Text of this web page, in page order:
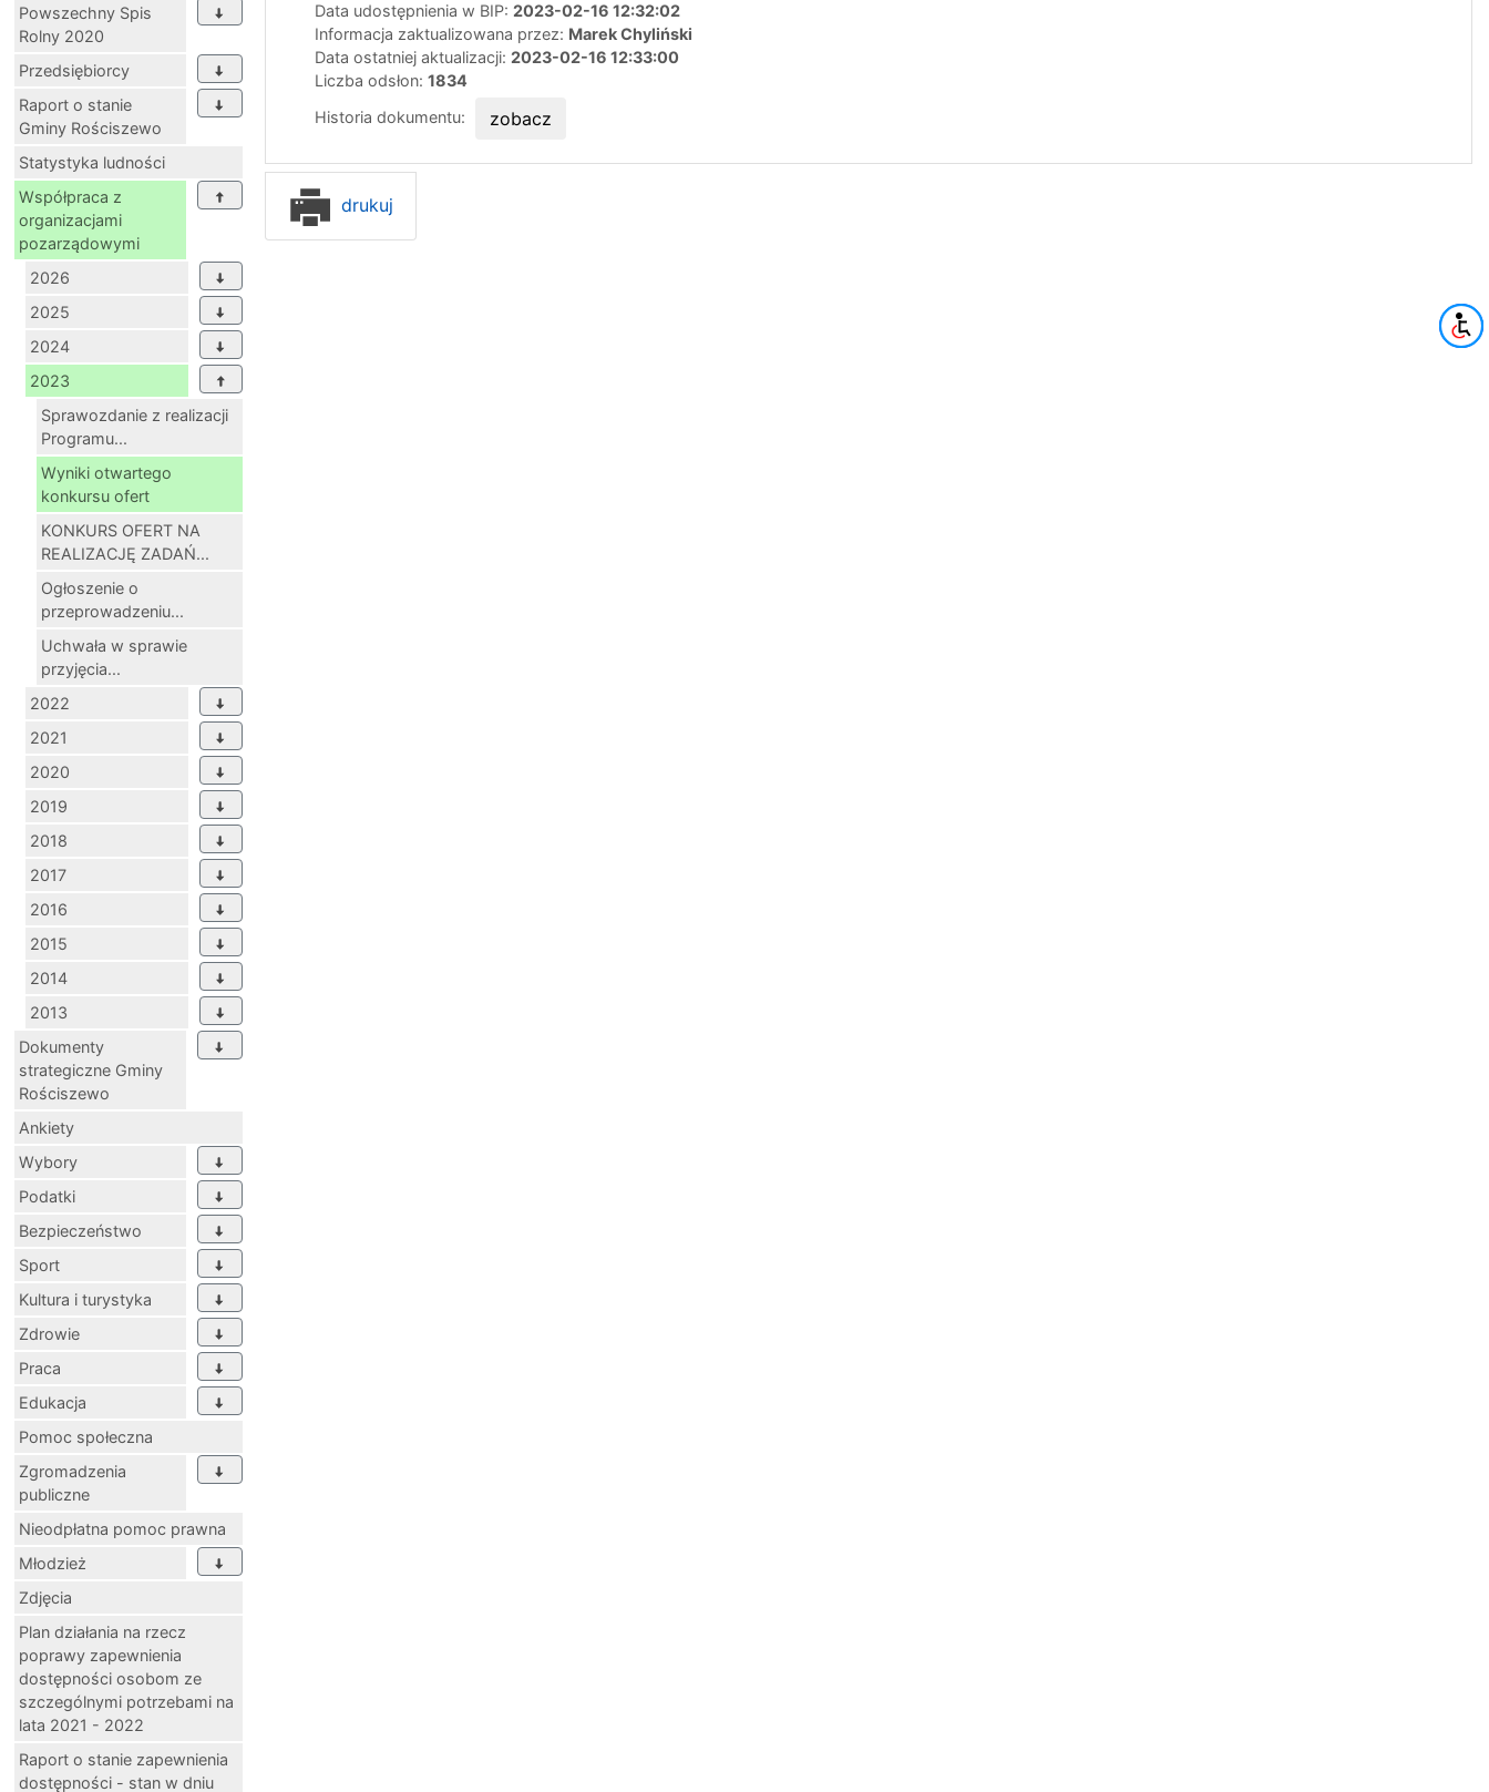
Powszechny Spis
Rolny 2020
Przedsiębiorcy
Raport o stanie
Gminy Rościszewo
Statystyka ludności
Współpraca z
organizacjami
pozarządowymi
2026
2025
2024
2023
Sprawozdanie z realizacji
Programu...
Wyniki otwartego
konkursu ofert
KONKURS OFERT NA
REALIZACJĘ ZADAŃ...
Ogłoszenie o
przeprowadzeniu...
Uchwała w sprawie
przyjęcia...
2022
2021
2020
2019
2018
2017
2016
2015
2014
2013
Dokumenty
strategiczne Gminy
Rościszewo
Ankiety
Wybory
Podatki
Bezpieczeństwo
Sport
Kultura i turystyka
Zdrowie
Praca
Edukacja
Pomoc społeczna
Zgromadzenia
publiczne
Nieodpłatna pomoc prawna
Młodzież
Zdjęcia
Plan działania na rzecz
poprawy zapewnienia
dostępności osobom ze
szczególnymi potrzebami na
lata 2021 - 2022
Raport o stanie zapewnienia
dostępności - stan w dniu
Data udostępnienia w BIP: 2023-02-16 12:32:02
Informacja zaktualizowana przez: Marek Chyliński
Data ostatniej aktualizacji: 2023-02-16 12:33:00
Liczba odsłon: 1834
Historia dokumentu:
zobacz
drukuj